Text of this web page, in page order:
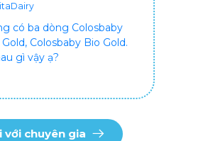
có ba dòng Colosbaby
Colosbaby Bio Gold.
gì vậy ạ?
với chuyên gia